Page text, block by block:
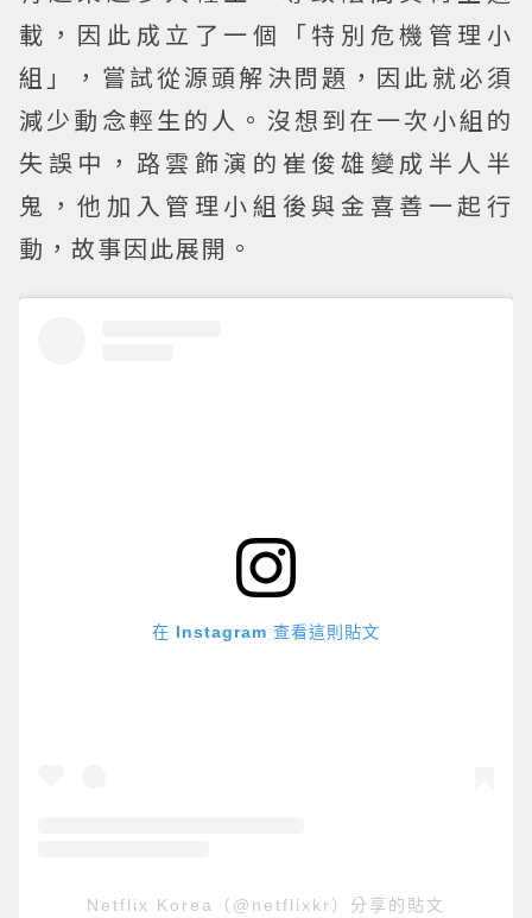
載，因此成立了一個「特別危機管理小
組」，嘗試從源頭解決問題，因此就必須
減少動念輕生的人。沒想到在一次小組的
失誤中，路雲飾演的崔俊雄變成半人半
鬼，他加入管理小組後與金喜善一起行
動，故事因此展開。
在 Instagram 查看這則貼文
Netflix Korea（@netflixkr）分享的貼文